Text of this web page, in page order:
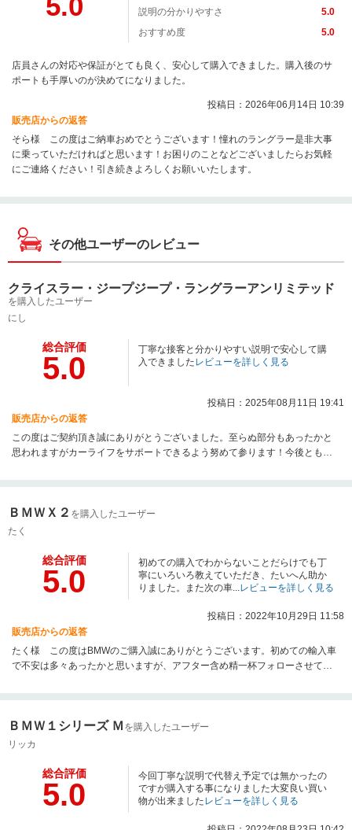
説明の分かりやすさ
5.0
おすすめ度
5.0
店員さんの対応や保証がとても良く、安心して購入できました。購入後のサ
ポートも手厚いのが決めてになりました。
投稿日：2026年06月14日 10:39
販売店からの返答
そら様 この度はご納車おめでとうございます！憧れのラングラー是非大事
に乗っていただければと思います！お困りのことなどございましたらお気軽
にご連絡ください！引き続きよろしくお願いいたします。
その他ユーザーのレビュー
クライスラー・ジープジープ・ラングラーアンリミテッド
を購入したユーザー
にし
総合評価
5.0
丁寧な接客と分かりやすい説明で安心して購
入できましたレビューを詳しく見る
投稿日：2025年08月11日 19:41
販売店からの返答
この度はご契約頂き誠にありがとうございました。至らぬ部分もあったかと
思われますがカーライフをサポートできるよう努めて参ります！今後ともよ
ＢＭＷＸ２ を購入したユーザー
たく
総合評価
5.0
初めての購入でわからないことだらけでも丁
寧にいろいろ教えていただき、たいへん助か
りました。また次の車... レビューを詳しく見る
投稿日：2022年10月29日 11:58
販売店からの返答
たく様 この度はBMWのご購入誠にありがとうございます。初めての輸入車
で不安は多々あったかと思いますが、アフター含め精一杯フォローさせて頂
ちしております。買い替えの際も気軽にお声がけ下さい。今後とも宜しくお
ＢＭＷ１シリーズ Ｍ を購入したユーザー
リッカ
総合評価
5.0
今回丁寧な説明で代替え予定では無かったの
ですが購入する事になりました大変良い買い
物が出来ましたレビューを詳しく見る